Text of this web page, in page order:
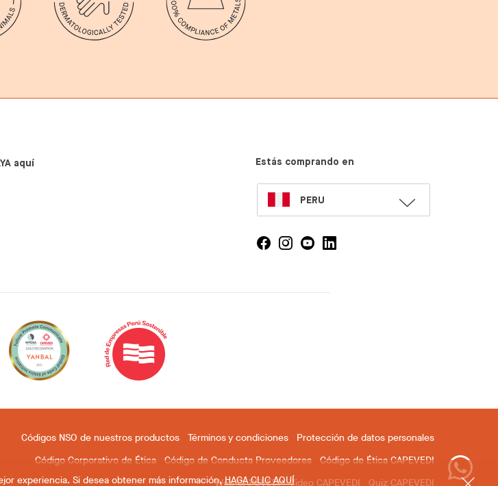
aquí Estás comprando en
SELECT
LANGUAGE
PERU
Códigos NSO de nuestros productos Términos y condiciones
Protección de datos personales
Código Corporativo de Ética
Código de Conducta Proveedores
Código de Ética CAPEVEDI
Web CAPEVEDI
Video CAPEVEDI Quiz CAPEVEDI
experiencia. Si desea obtener más información,HAGA CLIC AQUÍ